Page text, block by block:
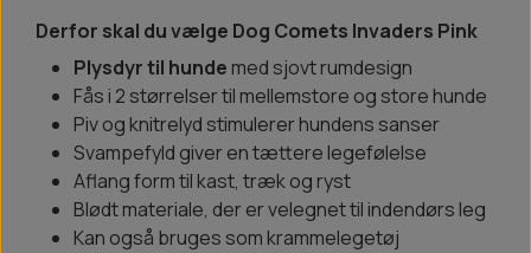
Derfor skal du vælge Dog Comets Invaders Pink
Plysdyr til hunde med sjovt rumdesign
Fås i 2 størrelser til mellemstore og store hunde
Piv og knitrelyd stimulerer hundens sanser
Svampefyld giver en tættere legefølelse
Aflang form til kast, træk og ryst
Blødt materiale, der er velegnet til indendørs leg
Kan også bruges som krammelegetøj